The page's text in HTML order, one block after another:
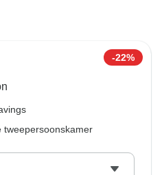
-22%
tweepersoonskamer